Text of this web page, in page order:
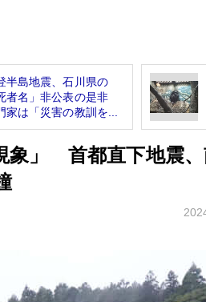
半島地震、石川県の
者名」非公表の是非
家は「災害の教訓を...
象」 首都直下地震、